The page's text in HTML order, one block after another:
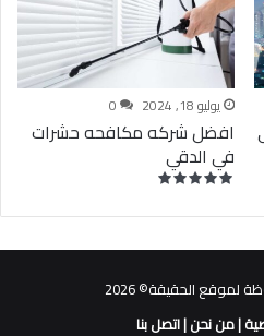
يوليو 18, 2024 0
افضل شركه مكافحه حشرات
في الدقي
الحقيقة© 2026
|من نحن|اتصل بنا